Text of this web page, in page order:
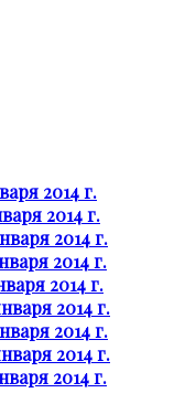
2014 г.
2014 г.
2014 г.
2014 г.
2014 г.
2014 г.
2014 г.
2014 г.
2014 г.